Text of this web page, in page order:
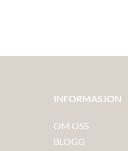
INFORMASJON
OM OSS
BLOGG